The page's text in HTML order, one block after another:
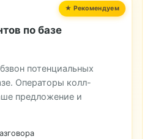
по базе
потенциальных
Операторы колл-
предложение и